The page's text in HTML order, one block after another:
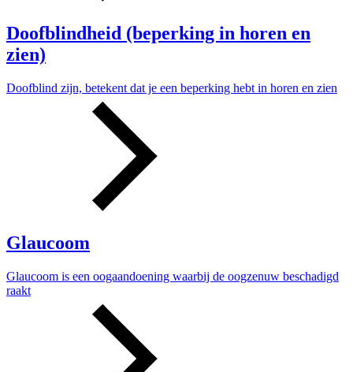
Doofblindheid (beperking in horen en
zien)
Doofblind zijn, betekent dat je een beperking hebt in horen en zien
Glaucoom
Glaucoom is een oogaandoening waarbij de oogzenuw beschadigd
raakt